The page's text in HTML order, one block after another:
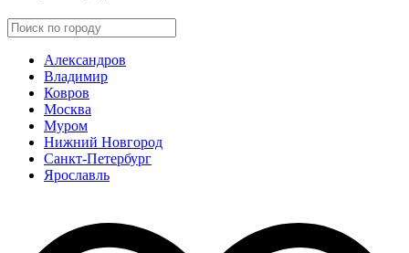
Александров
Владимир
Ковров
Москва
Муром
Нижний Новгород
Санкт-Петербург
Ярославль